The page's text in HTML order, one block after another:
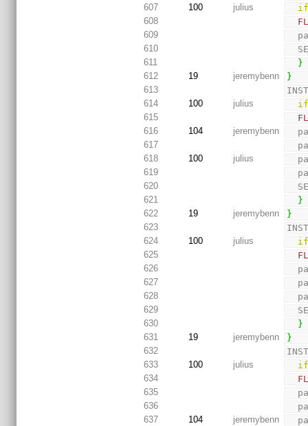
607
100 julius
608
609
610
611
}
612
19 jeremybenn
}
613
614
100 julius
615
616
104 jeremybenn
617
618
100 julius
619
620
621
}
622
19 jeremybenn
}
623
624
100 julius
625
626
627
628
629
630
}
631
19 jeremybenn
}
632
633
100 julius
634
635
636
637
104 jeremybenn